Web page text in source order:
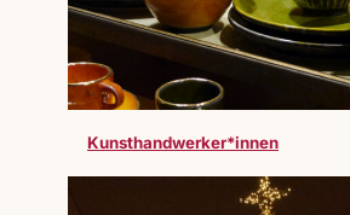
Kunsthandwerker*innen